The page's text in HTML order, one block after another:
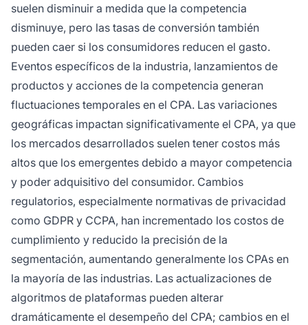
suelen disminuir a medida que la competencia
disminuye, pero las tasas de conversión también
pueden caer si los consumidores reducen el gasto.
Eventos específicos de la industria, lanzamientos de
productos y acciones de la competencia generan
fluctuaciones temporales en el CPA. Las variaciones
geográficas impactan significativamente el CPA, ya que
los mercados desarrollados suelen tener costos más
altos que los emergentes debido a mayor competencia
y poder adquisitivo del consumidor. Cambios
regulatorios, especialmente normativas de privacidad
como GDPR y CCPA, han incrementado los costos de
cumplimiento y reducido la precisión de la
segmentación, aumentando generalmente los CPAs en
la mayoría de las industrias. Las actualizaciones de
algoritmos de plataformas pueden alterar
dramáticamente el desempeño del CPA; cambios en el